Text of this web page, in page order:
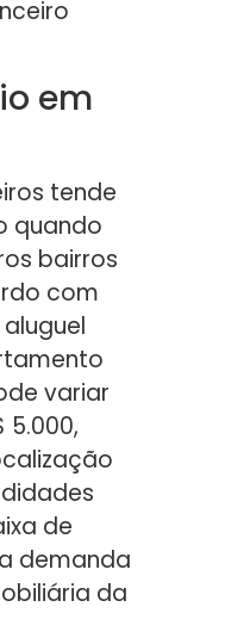
em
tende
quando
bairros
com
variar
5.000,
de
demanda
da